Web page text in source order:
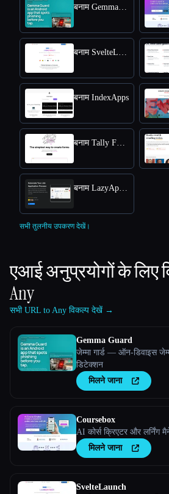
बनाम Gemma Guard
बनाम SvelteLaunch
बनाम IndexApps
बनाम Tally Forms
बनाम LazyApply
सभी तुलनीय उपकरण देखें।
एआई अनुप्रयोगों के लिए
Any
सभी URL to Any विकल्प देखें →
Gemma Guard
जेम्मा गार्ड — ऑन-डिवाइस
डिटेक्शन
मिलने जाना
Coursebox
AI कोर्स क्रिएटर और लर्निंग
मिलने जाना
SvelteLaunch